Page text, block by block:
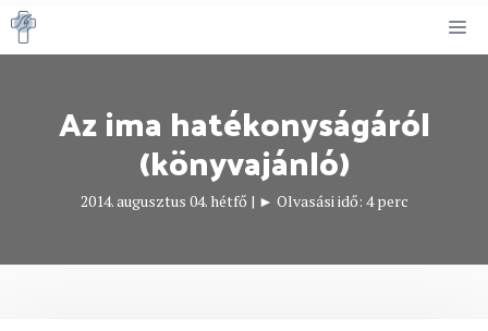
Kilépés
a
Az ima hatékonyságáról
(könyvajánló)
2014. augusztus 04. hétfő | ► Olvasási idő: 4 perc